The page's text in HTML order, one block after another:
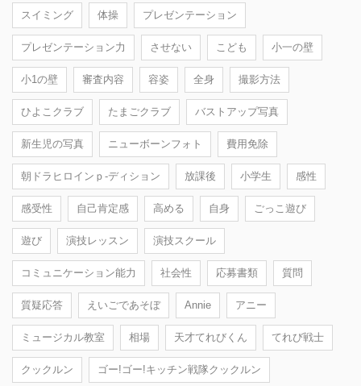
スイミング 体操 プレゼンテーション
プレゼンテーション力 させない こども 小一の壁
小1の壁 審査内容 容姿 全身 撮影方法
ひよこクラブ たまごクラブ バストアップ写真
新生児の写真 ニューボーンフォト 費用免除
朝ドラヒロインｐ-ディション 放課後 小学生 感性
感受性 自己肯定感 高める 自身 ごっこ遊び
遊び 演技レッスン 演技スクール
コミュニケーション能力 社会性 応募書類 質問
質疑応答 えいごであそぼ Annie アニー
ミュージカル教室 相場 天才てれびくん てれび戦士
クックルン ゴー!ゴー!キッチン戦隊クックルン